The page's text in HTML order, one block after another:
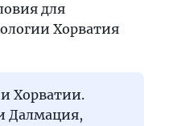
для
Хорватия
Хорватии.
Далмация,